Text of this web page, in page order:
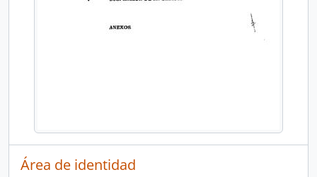
Área de identidad